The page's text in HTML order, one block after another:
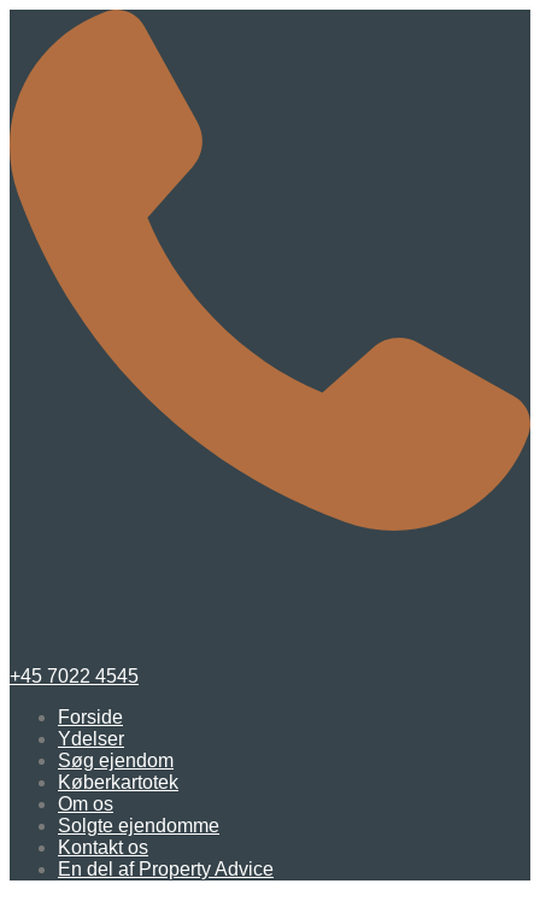
+45 7022 4545
Forside
Ydelser
Søg ejendom
Køberkartotek
Om os
Solgte ejendomme
Kontakt os
En del af Property Advice